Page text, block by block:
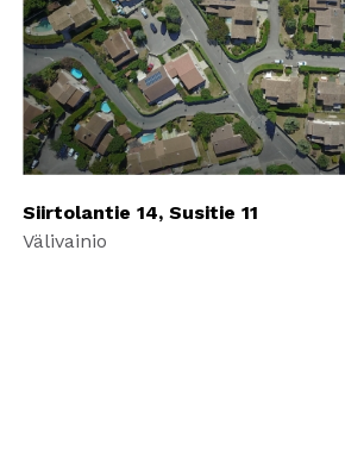
Siirtolantie 14, Susitie 11
Välivainio